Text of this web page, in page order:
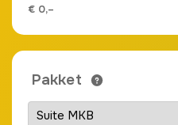
€ 0,–
Pakket